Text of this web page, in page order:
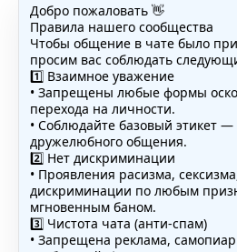
Добро пожаловать 👋
Правила нашего сообщества
Чтобы общение в чате было
просим вас соблюдать
1️⃣ Взаимное уважение
• Запрещены любые формы
перехода на личности.
• Соблюдайте базовый этикет
дружелюбного общения.
2️⃣ Нет дискриминации
• Проявления расизма,
дискриминации по любым
мгновенным баном.
3️⃣ Чистота чата (анти-спам)
• Запрещена реклама,